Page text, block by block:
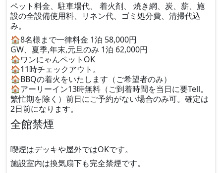
ペット料金、駐車場代、 着火剤、 焼き網、炭、薪、施
設の全設備使用料、リネン代、ゴミ処分費、清掃代込
み。
🏠8名様まで一律料金 1泊 58,000円
GW、夏季,年末,元旦のみ 1泊 62,000円
🏠ワンにゃんペットOK
🏠11時チェックアウト。
🏠BBQの着火をいたします（ご希望者のみ）
🏠アーリーイン13時無料（ご到着時間を当日に要Tell。
繁忙期を除く）前日にご予約がない場合のみ可。確定は
2日前になります。
全館禁煙
喫煙はデッキや屋外ではOKです。
施設室内は換気扇下も完全禁煙です。